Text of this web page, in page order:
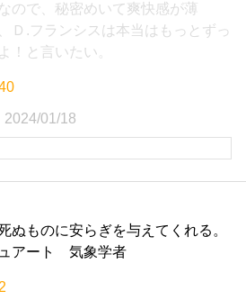
ので、秘密めいて爽快感が薄
Ｄ.フランシスは本当はもっとずっ
！と言いたい。
2024/01/18
ぬものに安らぎを与えてくれる。
アート 気象学者